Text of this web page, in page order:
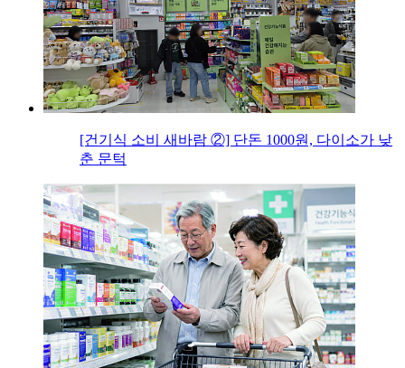
[건기식 소비 새바람 ②] 단돈 1000원, 다이소가 낮
춘 문턱